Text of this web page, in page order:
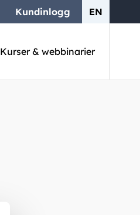
Kundinlogg EN
Kurser & webbinarier